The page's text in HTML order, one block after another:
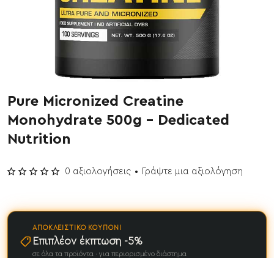
Pure Micronized Creatine
Monohydrate 500g - Dedicated
Nutrition
0 αξιολογήσεις • Γράψτε μια αξιολόγηση
ΑΠΟΚΛΕΙΣΤΙΚΌ ΚΟΥΠΌΝΙ
Επιπλέον έκπτωση -5%
σε όλα τα προϊόντα · για περιορισμένο διάστημα